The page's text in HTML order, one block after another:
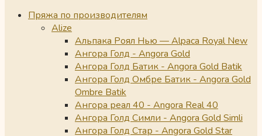
Пряжа по производителям
Alize
Альпака Роял Нью — Alpaca Royal New
Ангора Голд - Angora Gold
Ангора Голд Батик - Angora Gold Batik
Ангора Голд Омбре Батик - Angora Gold
Ombre Batik
Ангора реал 40 - Angora Real 40
Ангора Голд Симли - Angora Gold Simli
Ангора Голд Стар - Angora Gold Star